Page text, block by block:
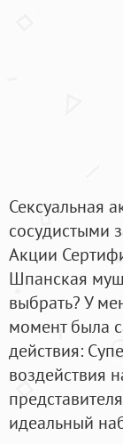
Сексуальная
сосудистыми
Акции
Шпанская
выбрать? У
момент была
действия:
воздействия
идеальный